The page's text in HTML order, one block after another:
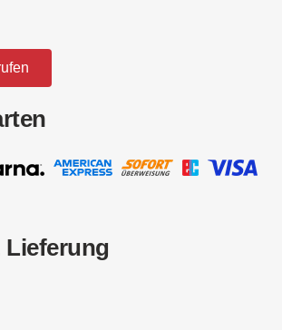
Lieferung